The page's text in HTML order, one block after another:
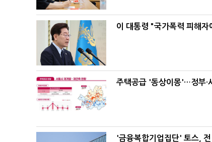
이 대통령 "국가폭력 피해
주택공급 '동상이몽'…정부·
'금융복합기업집단' 토스,